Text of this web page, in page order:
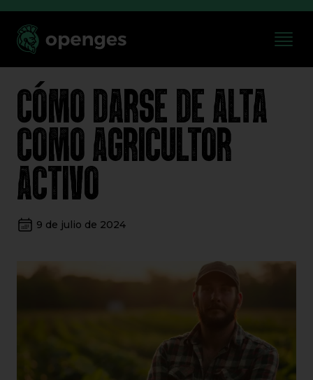
CÓMO DARSE DE ALTA
COMO AGRICULTOR
ACTIVO
9 de julio de 2024